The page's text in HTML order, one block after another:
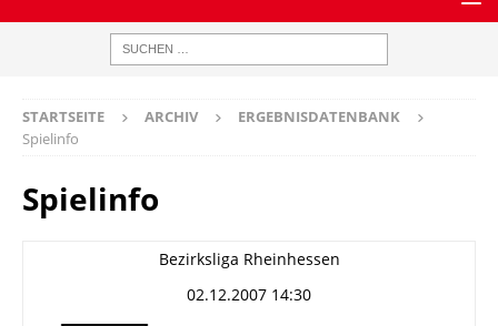
STARTSEITE ARCHIV
ERGEBNISDATENBANK
Spielinfo
Spielinfo
Bezirksliga Rheinhessen
02.12.2007 14:30